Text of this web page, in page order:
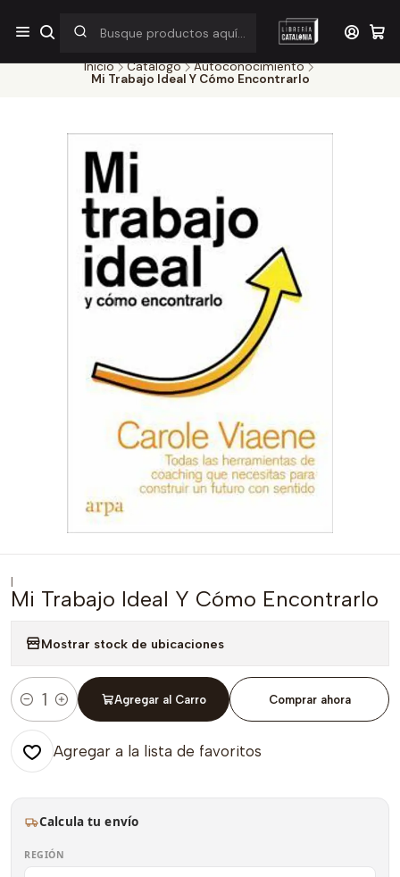
¡Por pocos días! Despacho a $1.000 en RM por compras sobre
$38.000
Inicio Catálogo
Autoconocimiento
Mi Trabajo Ideal Y Cómo Encontrarlo
|
Mi Trabajo Ideal Y Cómo Encontrarlo
Mostrar stock de ubicaciones
Cantidad
Agregar al Carro Comprar ahora
Agregar a la lista de favoritos
Calcula tu envío
REGIÓN